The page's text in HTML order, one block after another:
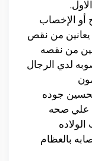
أو الإخصاب
يعانين من نقص
من نقصه
لدي الرجال
تحسين جوده
علي صحه
بالعظام